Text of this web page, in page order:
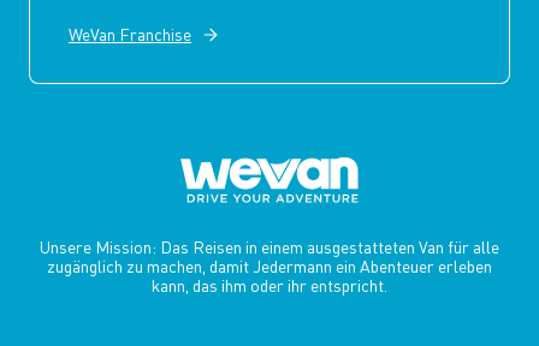
WeVan Franchise
Unsere Mission: Das Reisen in einem ausgestatteten Van für alle
zugänglich zu machen, damit Jedermann ein Abenteuer erleben
kann, das ihm oder ihr entspricht.